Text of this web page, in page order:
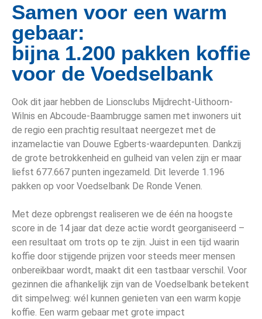
Samen voor een warm
gebaar:
bijna 1.200 pakken koffie
voor de Voedselbank
Ook dit jaar hebben de Lionsclubs Mijdrecht-Uithoorn-
Wilnis en Abcoude-Baambrugge samen met inwoners uit
de regio een prachtig resultaat neergezet met de
inzamelactie van Douwe Egberts-waardepunten. Dankzij
de grote betrokkenheid en gulheid van velen zijn er maar
liefst 677.667 punten ingezameld. Dit leverde 1.196
pakken op voor Voedselbank De Ronde Venen.
Met deze opbrengst realiseren we de één na hoogste
score in de 14 jaar dat deze actie wordt georganiseerd –
een resultaat om trots op te zijn. Juist in een tijd waarin
koffie door stijgende prijzen voor steeds meer mensen
onbereikbaar wordt, maakt dit een tastbaar verschil. Voor
gezinnen die afhankelijk zijn van de Voedselbank betekent
dit simpelweg: wél kunnen genieten van een warm kopje
koffie. Een warm gebaar met grote impact